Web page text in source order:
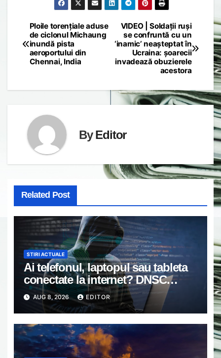
Post
navigation
VIDEO | Soldații ruși
se confruntă cu un
‘inamic’ neașteptat în
Ucraina: șoarecii
invadează obuzierele
acestora
Ploile torențiale aduse
de ciclonul Michaung
inundă pista
aeroportului din
Chennai, India
ByEditor
Related Post
STIRI ACTUALE
Ai telefonul, laptopul sau tableta
conectate la internet? DNSC
avertizează asupra unui risc pe
care mulți utilizatori îl ignoră
AUG 8, 2026 EDITOR